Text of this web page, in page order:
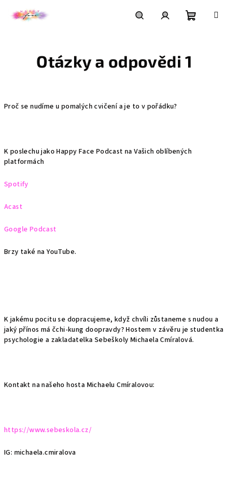
košík
Otázky a odpovědi 1
Proč se nudíme u pomalých cvičení a je to v pořádku?
K poslechu jako Happy Face Podcast na Vašich oblíbených
platformách
Spotify
Acast
Google Podcast
Brzy také na YouTube.
K jakému pocitu se dopracujeme, když chvíli zůstaneme s nudou a
jaký přínos má čchi-kung doopravdy? Hostem v závěru je studentka
psychologie a zakladatelka Sebeškoly Michaela Cmíralová.
Kontakt na našeho hosta Michaelu Cmíralovou:
https://www.sebeskola.cz/
IG: michaela.cmiralova